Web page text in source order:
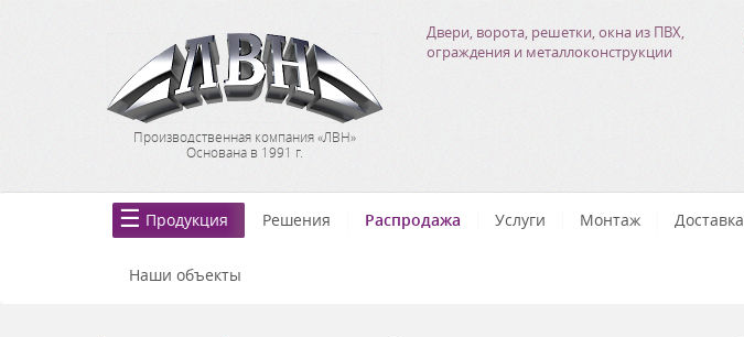
Производственная компания «ЛВН»
Основана в 1991 г.
Двери, ворота, решетки, окна из ПВХ,
ограждения и металлоконструкции
Продукция Решения Распродажа Услуги Монтаж Доставка
Наши объекты